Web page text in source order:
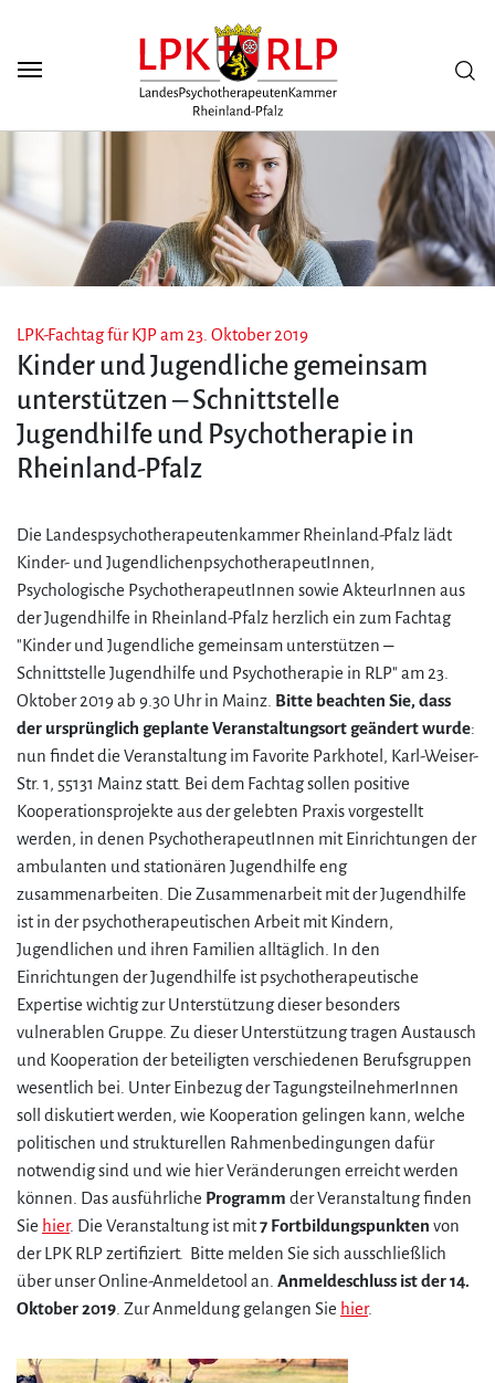
LPK-Fachtag für KJP am 23. Oktober 2019
Kinder und Jugendliche gemeinsam
unterstützen – Schnittstelle
Jugendhilfe und Psychotherapie in
Rheinland-Pfalz
Die Landespsychotherapeutenkammer Rheinland-Pfalz lädt
Kinder- und JugendlichenpsychotherapeutInnen,
Psychologische PsychotherapeutInnen sowie AkteurInnen aus
der Jugendhilfe in Rheinland-Pfalz herzlich ein zum Fachtag
"Kinder und Jugendliche gemeinsam unterstützen –
Schnittstelle Jugendhilfe und Psychotherapie in RLP" am 23.
Oktober 2019 ab 9.30 Uhr in Mainz. Bitte beachten Sie, dass
der ursprünglich geplante Veranstaltungsort geändert wurde:
nun findet die Veranstaltung im Favorite Parkhotel, Karl-Weiser-
Str. 1, 55131 Mainz statt. Bei dem Fachtag sollen positive
Kooperationsprojekte aus der gelebten Praxis vorgestellt
werden, in denen PsychotherapeutInnen mit Einrichtungen der
ambulanten und stationären Jugendhilfe eng
zusammenarbeiten. Die Zusammenarbeit mit der Jugendhilfe
ist in der psychotherapeutischen Arbeit mit Kindern,
Jugendlichen und ihren Familien alltäglich. In den
Einrichtungen der Jugendhilfe ist psychotherapeutische
Expertise wichtig zur Unterstützung dieser besonders
vulnerablen Gruppe. Zu dieser Unterstützung tragen Austausch
und Kooperation der beteiligten verschiedenen Berufsgruppen
wesentlich bei. Unter Einbezug der TagungsteilnehmerInnen
soll diskutiert werden, wie Kooperation gelingen kann, welche
politischen und strukturellen Rahmenbedingungen dafür
notwendig sind und wie hier Veränderungen erreicht werden
können. Das ausführliche Programm der Veranstaltung finden
Sie hier. Die Veranstaltung ist mit7 Fortbildungspunkten von
der LPK RLP zertifiziert. Bitte melden Sie sich ausschließlich
über unser Online-Anmeldetool an. Anmeldeschluss ist der 14.
Oktober 2019 . Zur Anmeldung gelangen Sie hier.